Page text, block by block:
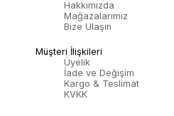
Hakkımızda
Mağazalarımız
Bize Ulaşın
Müşteri İlişkileri
Üyelik
İade ve Değişim
Kargo & Teslimat
KVKK